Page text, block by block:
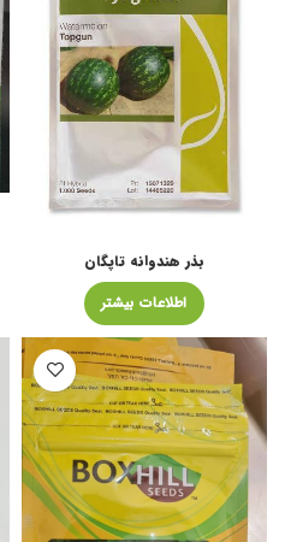
بذر هندوانه تاپگان
اطلاعات بیشتر